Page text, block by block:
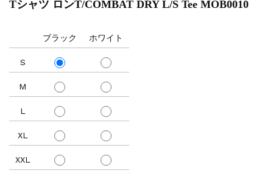
Tシャツ ロンT/COMBAT DRY L/S Tee MOB0010
S
M
L
XL
XXL
ブラック ホワイト